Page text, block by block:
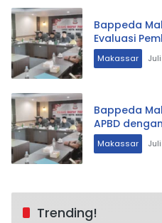
Bappeda
Evaluasi
Makassar
Bappeda
APBD
Makassar
Trending!